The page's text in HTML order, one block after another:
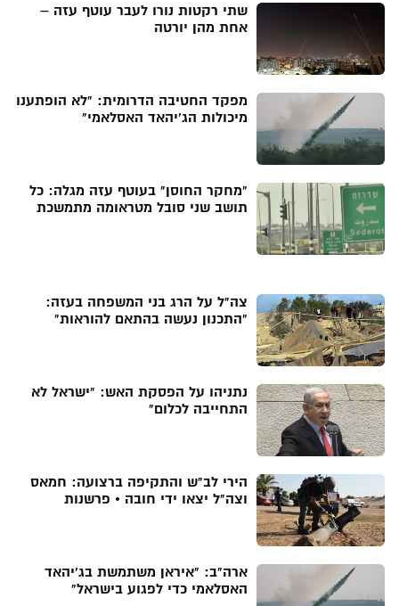
שתי רקטות נורו לעבר עוטף עזה –
אחת מהן יורטה
מפקד החטיבה הדרומית: "לא הופתענו
מיכולות הג'יהאד האסלאמי"
"מחקר החוסן" בעוטף עזה מגלה: כל
תושב שני סובל מטראומה מתמשכת
צה"ל על הרג בני המשפחה בעזה:
"התכנון נעשה בהתאם להוראות"
נתניהו על הפסקת האש: "ישראל לא
התחייבה לכלום"
הירי לב"ש והתקיפה ברצועה: חמאס
וצה"ל יצאו ידי חובה • פרשנות
ארה"ב: "איראן משתמשת בג'יהאד
האסלאמי כדי לפגוע בישראל"